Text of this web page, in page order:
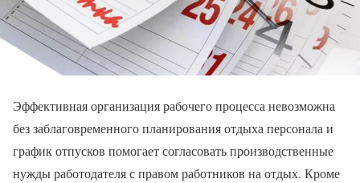
Эффективная организация рабочего процесса невозможна
без заблаговременного планирования отдыха персонала и
график отпусков помогает согласовать производственные
нужды работодателя с правом работников на отдых. Кроме